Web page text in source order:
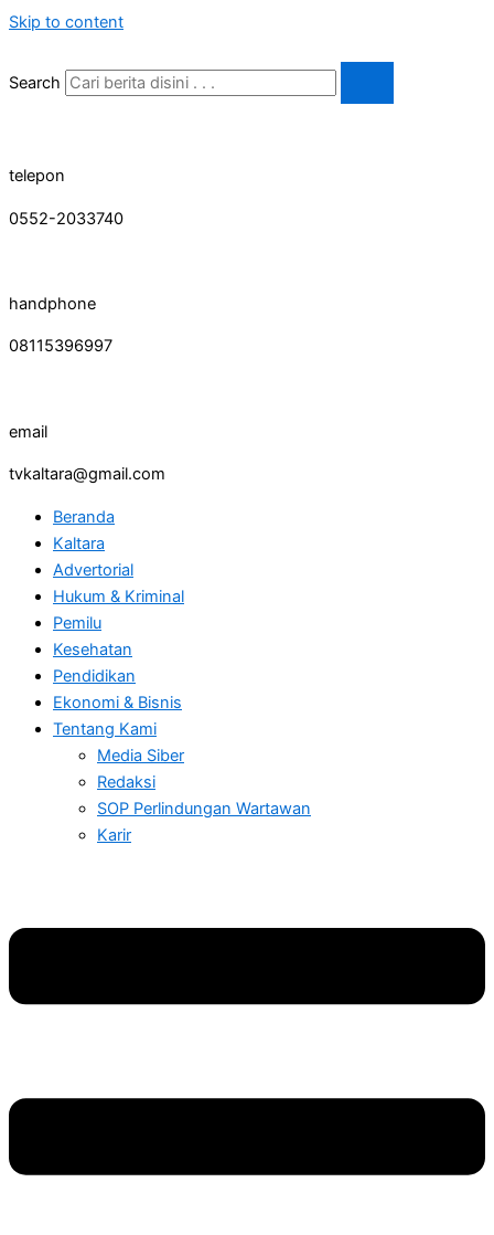
Skip to content
Search
telepon
0552-2033740
handphone
08115396997
email
tvkaltara@gmail.com
Beranda
Kaltara
Advertorial
Hukum & Kriminal
Pemilu
Kesehatan
Pendidikan
Ekonomi & Bisnis
Tentang Kami
Media Siber
Redaksi
SOP Perlindungan Wartawan
Karir